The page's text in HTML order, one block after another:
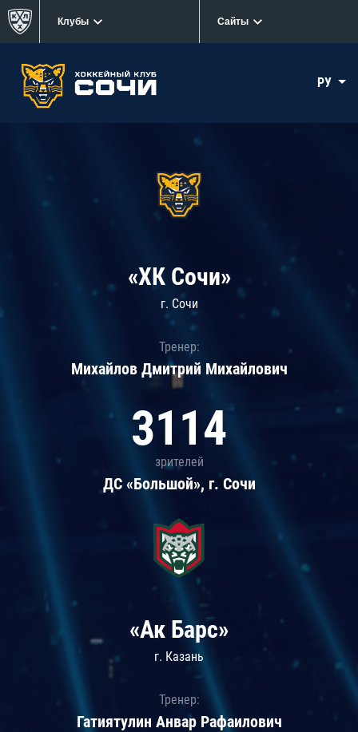
Клубы Сайты
РУ
«ХК Сочи»
г. Сочи
Тренер:
Михайлов Дмитрий Михайлович
3114
зрителей
ДС «Большой», г. Сочи
«Ак Барс»
г. Казань
Тренер:
Гатиятулин Анвар Рафаилович